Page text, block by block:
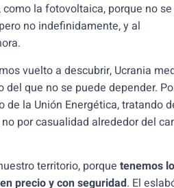
la fotovoltaica, porque no
no indefinidamente, y al
vuelto a descubrir, Ucrania
que no se puede depender.
de la Unión Energética, tratando
por casualidad alrededor del
territorio, porque tenemos
precio y con seguridad. El